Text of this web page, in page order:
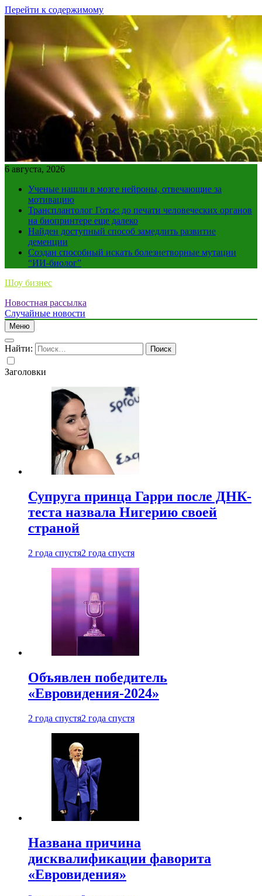
Перейти к содержимому
6 августа, 2026
Ученые нашли в мозге нейроны, отвечающие за
мотивацию
Трансплантолог Готье: до печати человеческих органов
на биопринтере еще далеко
Найден доступный способ замедлить развитие
деменции
Создан способный искать болезнетворные мутации
“ИИ-биолог”
Шоу бизнес
Новостная рассылка
Случайные новости
Меню
Найти:
Заголовки
Супруга принца Гарри после ДНК-
теста назвала Нигерию своей
страной
2 года спустя2 года спустя
Объявлен победитель
«Евровидения-2024»
2 года спустя2 года спустя
Названа причина
дисквалификации фаворита
«Евровидения»